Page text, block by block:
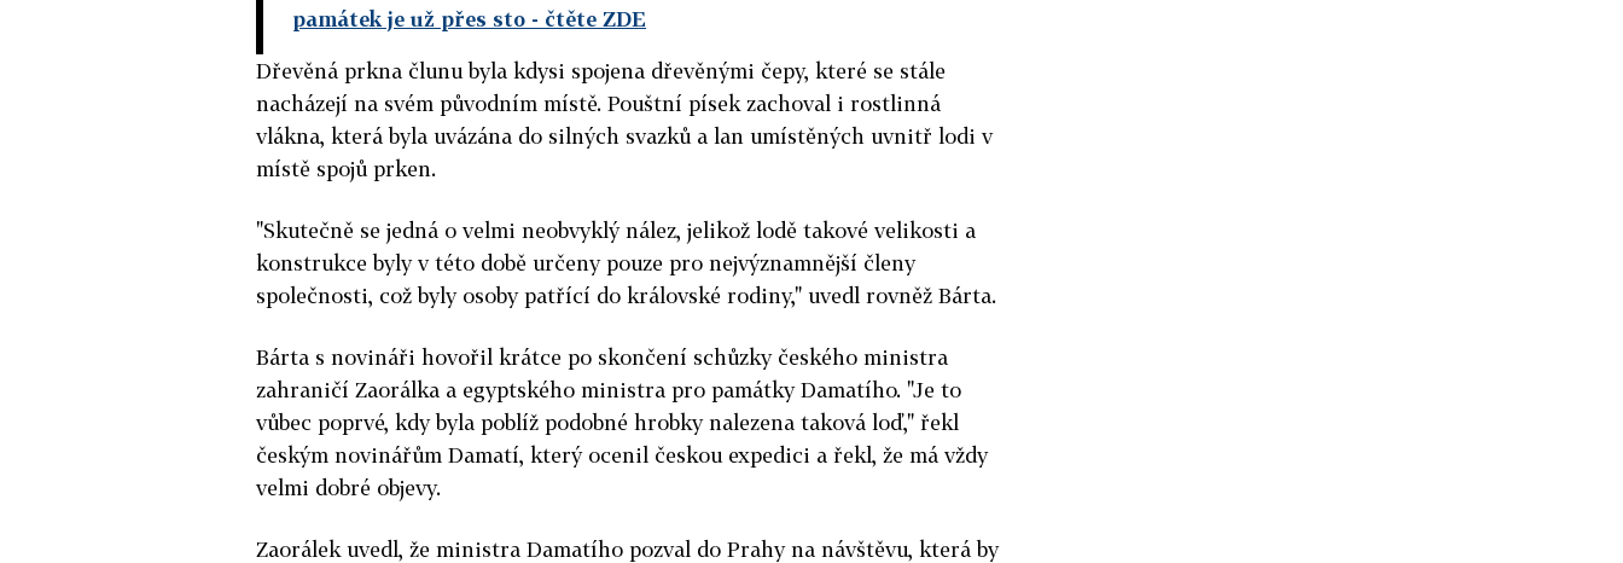
památek je už přes sto - čtěte ZDE
Dřevěná prkna člunu byla kdysi spojena dřevěnými čepy, které se stále
nacházejí na svém původním místě. Pouštní písek zachoval i rostlinná
vlákna, která byla uvázána do silných svazků a lan umístěných uvnitř lodi v
místě spojů prken.
"Skutečně se jedná o velmi neobvyklý nález, jelikož lodě takové velikosti a
konstrukce byly v této době určeny pouze pro nejvýznamnější členy
společnosti, což byly osoby patřící do královské rodiny," uvedl rovněž Bárta.
Bárta s novináři hovořil krátce po skončení schůzky českého ministra
zahraničí Zaorálka a egyptského ministra pro památky Damatího. "Je to
vůbec poprvé, kdy byla poblíž podobné hrobky nalezena taková loď," řekl
českým novinářům Damatí, který ocenil českou expedici a řekl, že má vždy
velmi dobré objevy.
Zaorálek uvedl, že ministra Damatího pozval do Prahy na návštěvu, která by